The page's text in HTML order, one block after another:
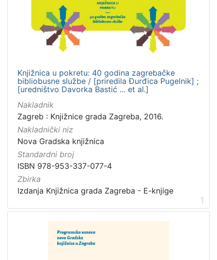
Nakladnička
Vrsta
građe
knjiga
Knjižnica u pokretu: 40 godina zagrebačke
bibliobusne službe / [priredila Đurđica Pugelnik] ;
[uredništvo Davorka Bastić ... et al.]
Nakladnik
Zagreb : Knjižnice grada Zagreba, 2016.
Nakladnički niz
Nova Gradska knjižnica
Standardni broj
ISBN 978-953-337-077-4
Zbirka
Izdanja Knjižnica grada Zagreba - E-knjige
1